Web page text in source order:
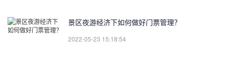
景区夜游经济下如何做好门票管理？
2022-05-23 15:18:54